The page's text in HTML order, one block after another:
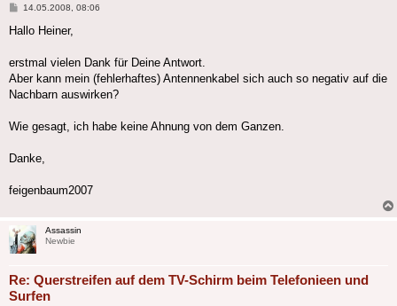
Beitrag
14.05.2008, 08:06
Hallo Heiner,
erstmal vielen Dank für Deine Antwort.
Aber kann mein (fehlerhaftes) Antennenkabel sich auch so negativ auf die
Nachbarn auswirken?
Wie gesagt, ich habe keine Ahnung von dem Ganzen.
Danke,
feigenbaum2007
Assassin
Newbie
Re: Querstreifen auf dem TV-Schirm beim Telefonieen und
Surfen